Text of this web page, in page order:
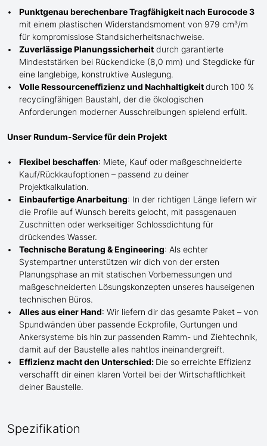
Punktgenau berechenbare Tragfähigkeit nach Eurocode 3
mit einem plastischen Widerstandsmoment von 979 cm³/m
für kompromisslose Standsicherheitsnachweise.
Zuverlässige Planungssicherheit durch garantierte
Mindeststärken bei Rückendicke (8,0 mm) und Stegdicke für
eine langlebige, konstruktive Auslegung.
Volle Ressourceneffizienz und Nachhaltigkeitdurch 100 %
recyclingfähigen Baustahl, der die ökologischen
Anforderungen moderner Ausschreibungen spielend erfüllt.
Unser Rundum-Service für dein Projekt
Flexibel beschaffen: Miete, Kauf oder maßgeschneiderte
Kauf/Rückkaufoptionen – passend zu deiner
Projektkalkulation.
Einbaufertige Anarbeitung: In der richtigen Länge liefern wir
die Profile auf Wunsch bereits gelocht, mit passgenauen
Zuschnitten oder werkseitiger Schlossdichtung für
drückendes Wasser.
Technische Beratung & Engineering: Als echter
Systempartner unterstützen wir dich von der ersten
Planungsphase an mit statischen Vorbemessungen und
maßgeschneiderten Lösungskonzepten unseres hauseigenen
technischen Büros.
Alles aus einer Hand: Wir liefern dir das gesamte Paket – von
Spundwänden über passende Eckprofile, Gurtungen und
Ankersysteme bis hin zur passenden Ramm- und Ziehtechnik,
damit auf der Baustelle alles nahtlos ineinandergreift.
Effizienz macht den Unterschied: Die so erreichte Effizienz
verschafft dir einen klaren Vorteil bei der Wirtschaftlichkeit
deiner Baustelle.
Spezifikation